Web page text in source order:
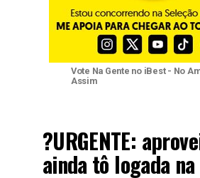
Vote Na Gente no iBest - No
Assim
?URGENTE:
ainda tô logada